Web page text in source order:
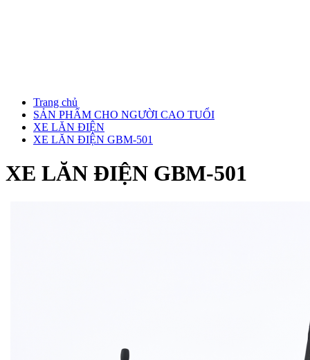
Trang chủ
SẢN PHẨM CHO NGƯỜI CAO TUỔI
XE LĂN ĐIỆN
XE LĂN ĐIỆN GBM-501
XE LĂN ĐIỆN GBM-501